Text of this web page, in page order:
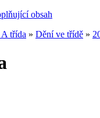
obsah
A třída » Dění ve třídě »